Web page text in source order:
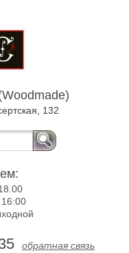
132
обратная связь